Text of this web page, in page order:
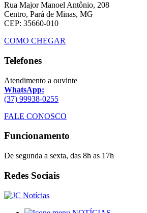
Rua Major Manoel Antônio, 208
Centro, Pará de Minas, MG
CEP: 35660-010
COMO CHEGAR
Telefones
Atendimento a ouvinte
WhatsApp:
(37) 99938-0255
FALE CONOSCO
Funcionamento
De segunda a sexta, das 8h as 17h
Redes Sociais